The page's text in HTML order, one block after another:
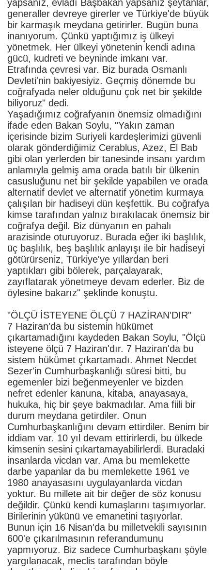
yapsanız, evladı Başbakan yapsanız şeytanlar,
generaller devreye girerler ve Türkiye'de büyük
bir karmaşık meydana getirirler. Bugün buna
inanıyorum. Çünkü yaptığımız iş ülkeyi
yönetmek. Her ülkeyi yönetenin kendi adına
gücü, kudreti ve beyninde imkanı var.
Etrafında çevresi var. Biz burada Osmanlı
Devleti'nin bakiyesiyiz. Geçmiş dönemde bu
coğrafyada neler olduğunu çok net bir şekilde
biliyoruz" dedi.
Yaşadığımız coğrafyanın önemsiz olmadığını
ifade eden Bakan Soylu, "Yakın zaman
içerisinde bizim Suriyeli kardeşlerimizi güvenli
olarak gönderdiğimiz Cerablus, Azez, El Bab
gibi olan yerlerden bir tanesinde insanı yardım
anlamıyla gelmiş ama orada batılı bir ülkenin
casusluğunu net bir şekilde yapabilen ve orada
alternatif devlet ve alternatif yönetim kurmaya
çalışılan bir hadiseyi dün keşfettik. Bu coğrafya
kimse tarafından yalnız bırakılacak önemsiz bir
coğrafya değil. Biz dünyanın en pahalı
arazisinde oturuyoruz. Burada eğer iki başlılık,
üç başlılık, beş başlılık anlayışı ile bir hadiseyi
götürürseniz, Türkiye'ye yıllardan beri
yaptıkları gibi bölerek, parçalayarak,
zayıflatarak yönetmeye devam ederler. Biz de
öylesine bakarız" şeklinde konuştu.
"ÖLÇÜ İSTEYENE ÖLÇÜ 7 HAZİRAN'DIR"
7 Haziran'da bu sistemin hükümet
çıkartamadığını kaydeden Bakan Soylu, "Ölçü
isteyene ölçü 7 Haziran'dır. 7 Haziran'da bu
sistem hükümet çıkartamadı. Ahmet Necdet
Sezer'in Cumhurbaşkanlığı süresi bitti, bu
egemenler bizi beğenmeyenler ve bizden
nefret edenler kanuna, kitaba, anayasaya,
hukuka, hiç bir şeye bakmadılar. Ama fiili bir
durum meydana getirdiler. Onun
Cumhurbaşkanlığını devam ettirdiler. Benim bir
iddiam var. 10 yıl devam ettirirlerdi, bu ülkede
kimsenin sesini çıkartamayabilirlerdi. Buradaki
insanlarda vicdan var. Ama bu memlekette
darbe yapanlar da bu memlekette 1961 ve
1980 anayasasını uygulayanlarda vicdan
yoktur. Bu millete ait bir değer de söz konusu
değildir. Çünkü kendi kumaşlarını taşımıyorlar.
Birilerinin yükünü ve emanetini taşıyorlar.
Bunun için 16 Nisan'da bu milletvekili sayısının
600'e çıkarılmasının referandumunu
yapmıyoruz. Biz sadece Cumhurbaşkanı şöyle
yargılanacak, meclis tarafından böyle